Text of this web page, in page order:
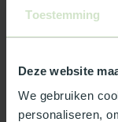
Toestemming
Deze website
We gebruiken
personaliseren,